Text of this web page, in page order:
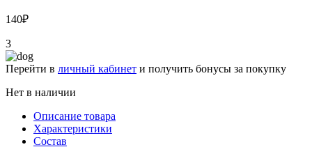
140₽
3
Перейти в личный кабинет и получить бонусы за покупку
Нет в наличии
Описание товара
Характеристики
Состав